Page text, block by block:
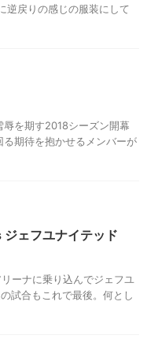
りの感じの服装にして
を期す2018シーズン開幕
期待を抱かせるメンバーが
ェフユナイテッド
ーナに乗り込んでジェフユ
試合もこれで最後。何とし